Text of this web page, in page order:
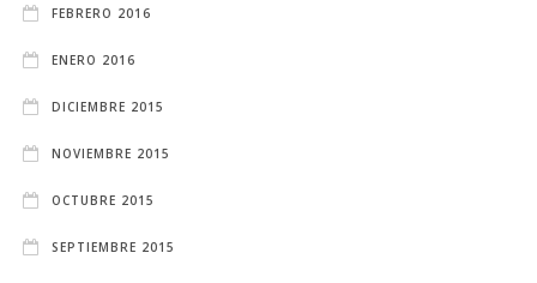
FEBRERO 2016
ENERO 2016
DICIEMBRE 2015
NOVIEMBRE 2015
OCTUBRE 2015
SEPTIEMBRE 2015